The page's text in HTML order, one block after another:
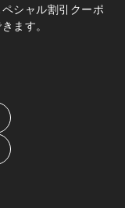
シャル割引クーポ
ます。